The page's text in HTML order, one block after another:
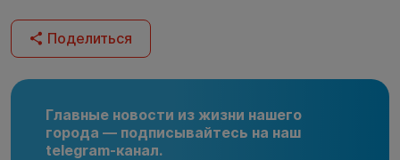
Поделиться
Главные новости из жизни нашего
города — подписывайтесь на наш
telegram-канал.